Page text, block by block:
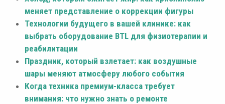
меняет представление о коррекции фигуры
Технологии будущего в вашей клинике: как
выбрать оборудование BTL для физиотерапии и
реабилитации
Праздник, который взлетает: как воздушные
шары меняют атмосферу любого события
Когда техника премиум-класса требует
внимания: что нужно знать о ремонте